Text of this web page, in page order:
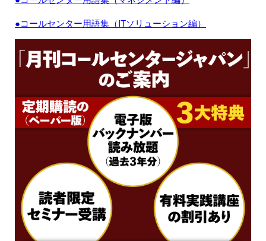
●コールセンター用語集（ITソリューション編）